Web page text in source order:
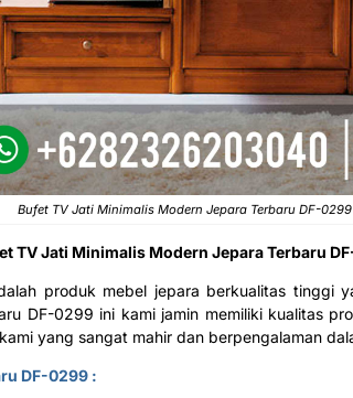
Bufet TV Jati Minimalis Modern Jepara Terbaru DF-0299
TV Jati Minimalis Modern Jepara Terbaru
produk mebel jepara berkualitas tinggi
DF-0299 ini kami jamin memiliki kualitas
yang sangat mahir dan berpengalaman
DF-0299 :